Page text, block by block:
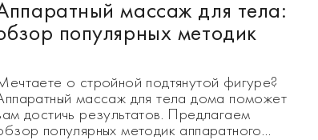
массаж для тела:
популярных методик
о стройной подтянутой фигуре?
массаж для тела дома поможет
достичь результатов. Предлагаем
популярных методик аппаратного